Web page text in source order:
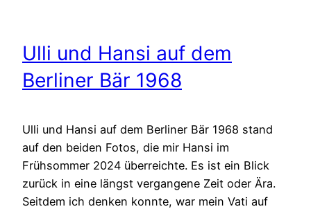
Ulli und Hansi auf dem
Berliner Bär 1968
Ulli und Hansi auf dem Berliner Bär 1968 stand
auf den beiden Fotos, die mir Hansi im
Frühsommer 2024 überreichte. Es ist ein Blick
zurück in eine längst vergangene Zeit oder Ära.
Seitdem ich denken konnte, war mein Vati auf